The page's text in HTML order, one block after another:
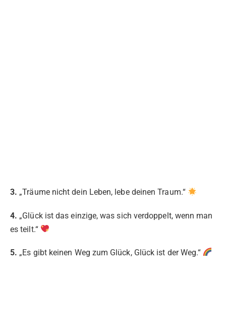
3. „Träume nicht dein Leben, lebe deinen Traum.“
4. „Glück ist das einzige, was sich verdoppelt, wenn man
es teilt.“
5. „Es gibt keinen Weg zum Glück, Glück ist der Weg.“